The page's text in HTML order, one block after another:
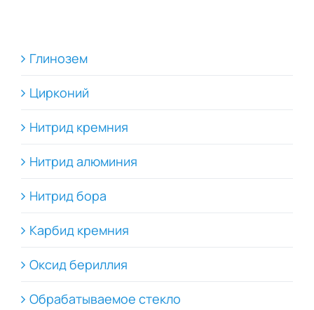
Глинозем
Цирконий
Нитрид кремния
Нитрид алюминия
Нитрид бора
Карбид кремния
Оксид бериллия
Обрабатываемое стекло